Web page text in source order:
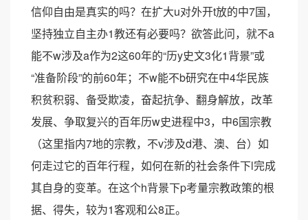
信仰自由是真实的吗？在扩大u对外开t放的中7国，
坚持独立自主办1教还有必要吗？欲答此问，就不a
能不w涉及a作为2这60年的“历y史文3化1背景”或
“准备阶段”的前60年；不w能不b研究在中4华民族
积贫积弱、备受欺凌，奋起抗争、翻身解放，改革
发展、争取复兴的百年历w史进程中3，中6国宗教
（这里指内7地的宗教，不v涉及d港、澳、台）如
何走过它的百年行程，如何在新的社会条件下l完成
其自身的变革。在这个h背景下p考量宗教政策的根
据、得失，较为1客观和公8正。